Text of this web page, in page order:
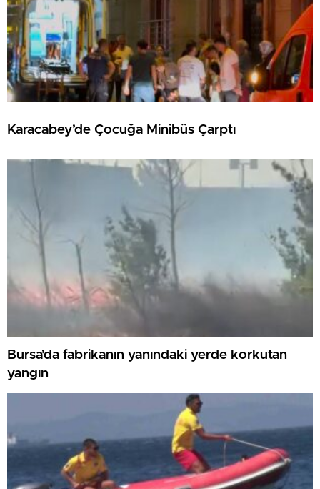
Karacabey’de Çocuğa Minibüs Çarptı
Bursa’da fabrikanın yanındaki yerde korkutan
yangın